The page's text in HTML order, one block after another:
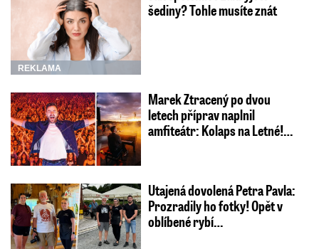
REKLAMA
šediny? Tohle musíte znát
Marek Ztracený po dvou
letech příprav naplnil
amfiteátr: Kolaps na Letné!…
Utajená dovolená Petra Pavla:
Prozradily ho fotky! Opět v
oblíbené rybí…